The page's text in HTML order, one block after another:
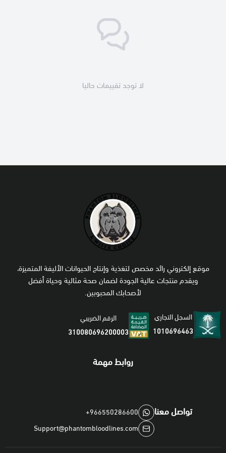
لا توجد تقييمات حاليا
موقع إلكتروني رائد مخصص لتغذية وإنتاج الحيوانات الأليفة المتميزة،
ويقدم منتجات عالية الجودة لضمان صحة مثالية وحياة أفضل
لأصحابك المحبوبين.
السجل التجاري
1010696463
الرقم الضريبي
310080696200003
روابط مهمة
تواصل معنا
+966550286600
Support@phantombloodlines.com